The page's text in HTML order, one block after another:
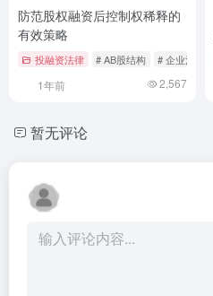
防范股权融资后控制权稀释的
有效策略
投融资法律 # AB股结构 # 企业治理
1年前 2,567
暂无评论